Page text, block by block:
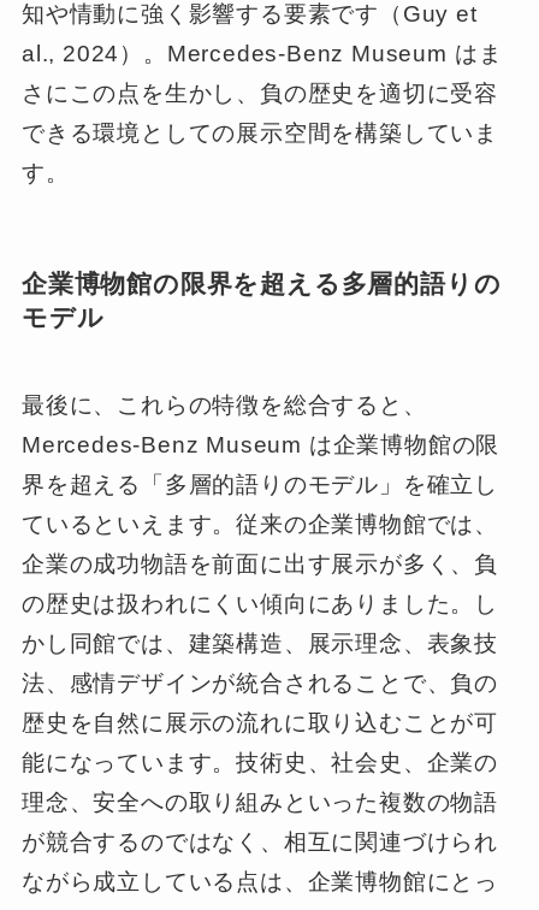
知や情動に強く影響する要素です（Guy et
al., 2024）。Mercedes-Benz Museum はま
さにこの点を生かし、負の歴史を適切に受容
できる環境としての展示空間を構築していま
す。
企業博物館の限界を超える多層的語りの
モデル
最後に、これらの特徴を総合すると、
Mercedes-Benz Museum は企業博物館の限
界を超える「多層的語りのモデル」を確立し
ているといえます。従来の企業博物館では、
企業の成功物語を前面に出す展示が多く、負
の歴史は扱われにくい傾向にありました。し
かし同館では、建築構造、展示理念、表象技
法、感情デザインが統合されることで、負の
歴史を自然に展示の流れに取り込むことが可
能になっています。技術史、社会史、企業の
理念、安全への取り組みといった複数の物語
が競合するのではなく、相互に関連づけられ
ながら成立している点は、企業博物館にとっ